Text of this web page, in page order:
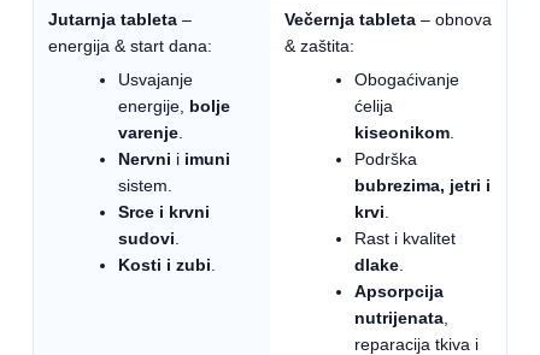
Jutarnja tableta –
energija & start dana:
Usvajanje
energije, bolje
varenje
Nervni i imuni
sistem.
Srce i krvni
sudovi
Kosti i zubi
Večernja tableta – obnova
& zaštita:
Obogaćivanje
ćelija
kiseonikom
Podrška
bubrezima, jetri i
krvi
Rast i kvalitet
dlake
Apsorpcija
nutrijenata
reparacija tkiva i